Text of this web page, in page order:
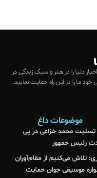
دنیا را در هنر و سبک زندگی در
خود ما را در این راه حمایت نمایید.
موضوعات داغ
تسلیت محمد خزاعی در پی
رئیس جمهور
تلاش می‌کنیم از مقام‌آوران
موسیقی جوان حمایت